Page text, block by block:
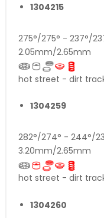
1304215
275°/275° - 237°/
2.05mm/2.65mm
hot street - dirt
1304259
282°/274° - 244°/
3.20mm/2.65mm
hot street - dirt
1304260